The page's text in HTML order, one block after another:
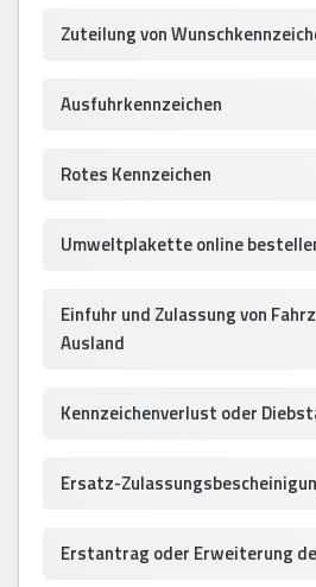
Zuteilung von
Ausfuhrkennzeichen
Rotes Kennzeichen
Umweltplakette online
Einfuhr und Zulassung von
Ausland
Kennzeichenverlust oder
Ersatz-
Erstantrag oder Erweiterung